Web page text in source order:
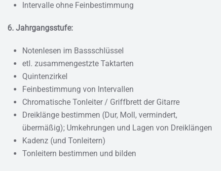
Intervalle ohne Feinbestimmung
6. Jahrgangsstufe:
Notenlesen im Bassschlüssel
etl. zusammengestzte Taktarten
Quintenzirkel
Feinbestimmung von Intervallen
Chromatische Tonleiter / Griffbrett der Gitarre
Dreiklänge bestimmen (Dur, Moll, vermindert,
übermäßig); Umkehrungen und Lagen von Dreiklängen
Kadenz (und Tonleitern)
Tonleitern bestimmen und bilden